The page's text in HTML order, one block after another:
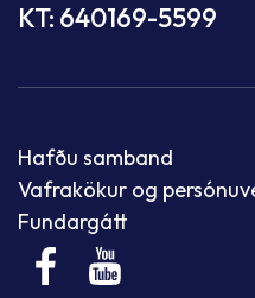
KT: 640169-5599
Hafðu samband
Vafrakökur og
Fundargátt